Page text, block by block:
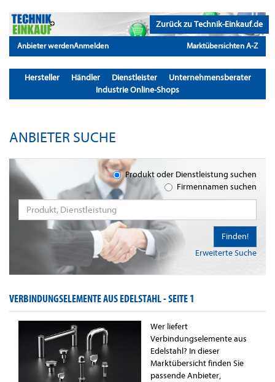
Zurück zu Technik-Einkauf.de
Anbieter werdenAnmelden Marktübersichten A-Z
Hersteller Händler Dienstleister
Unternehmensberater
Industrie Online-Shops
ANBIETER SUCHE
Produkt oder Dienstleistung suchen
Firmennamen suchen
Erweiterte Suche
Finden!
VERBINDUNGSELEMENTE AUS EDELSTAHL -SEITE 1
Wer liefert
Verbindungselemente aus
Edelstahl? In dieser
Marktübersicht finden Sie
passende Anbieter,